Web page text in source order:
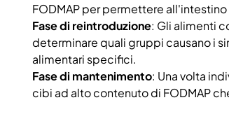
FODMAP per permettere
Fase di reintroduzione: Gli alimenti
determinare quali gruppi causano i
alimentari specifici.
Fase di mantenimento: Una volta
cibi ad alto contenuto di FODMAP